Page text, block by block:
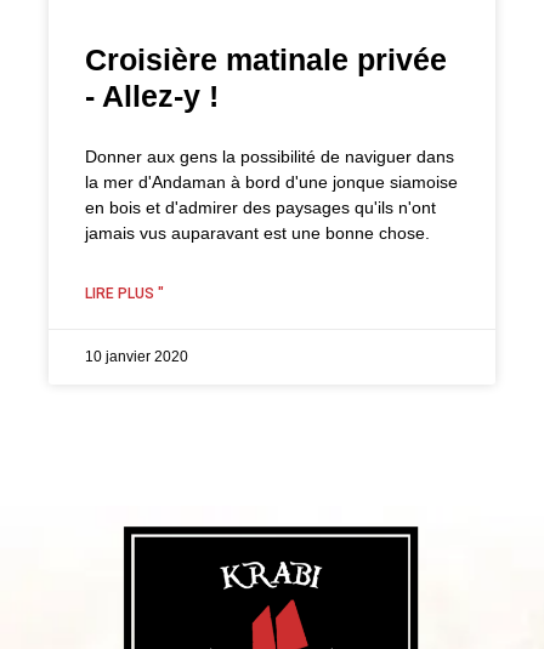
Croisière matinale privée
- Allez-y !
Donner aux gens la possibilité de naviguer dans
la mer d'Andaman à bord d'une jonque siamoise
en bois et d'admirer des paysages qu'ils n'ont
jamais vus auparavant est une bonne chose.
LIRE PLUS "
10 janvier 2020